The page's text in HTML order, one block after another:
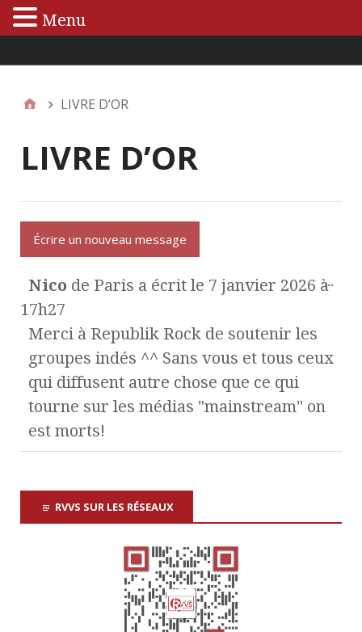
LIVRE D’OR
LIVRE D’OR
Nico de Paris a écrit le 7 janvier 2026 à
17h27
Merci à Republik Rock de soutenir les
groupes indés ^^ Sans vous et tous ceux
qui diffusent autre chose que ce qui
tourne sur les médias "mainstream" on
est morts!
...
RVVS SUR LES RÉSEAUX
Menu